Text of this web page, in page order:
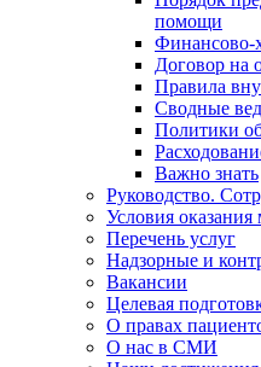
помощи
Финансово-
Договор на
Правила
Сводные
Политики
Важно знать
Руководство.
Условия
Перечень услуг
Надзорные и
Вакансии
Целевая
О правах
О нас в СМИ